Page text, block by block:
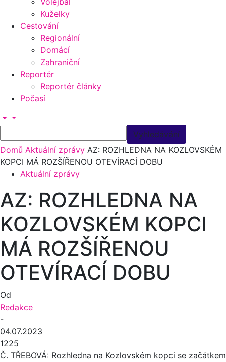
Kuželky
Cestování
Regionální
Domácí
Zahraniční
Reportér
Reportér články
Počasí
Domů Aktuální zprávy AZ: ROZHLEDNA NA KOZLOVSKÉM
KOPCI MÁ ROZŠÍŘENOU OTEVÍRACÍ DOBU
Aktuální zprávy
AZ: ROZHLEDNA NA
KOZLOVSKÉM KOPCI
MÁ ROZŠÍŘENOU
OTEVÍRACÍ DOBU
Od
Redakce
-
04.07.2023
1225
Č. TŘEBOVÁ: Rozhledna na Kozlovském kopci se začátkem